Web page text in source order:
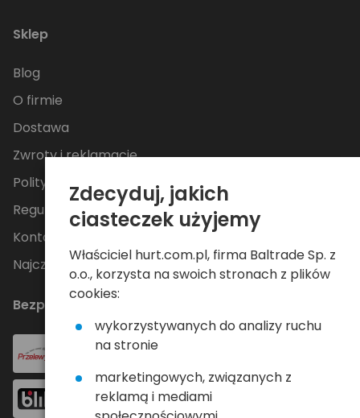
Sklep
Blog
O firmie
Dostawa
Zwroty i reklamacje
Polityka Prywatności
Regulamin
Kontakt
Najczęściej zadawane pytania
Bezpieczne płatności
Zdecyduj, jakich
ciasteczek użyjemy
Właściciel hurt.com.pl, firma Baltrade Sp. z
o.o., korzysta na swoich stronach z plików
cookies:
wykorzystywanych do analizy ruchu
na stronie
marketingowych, związanych z
reklamą i mediami